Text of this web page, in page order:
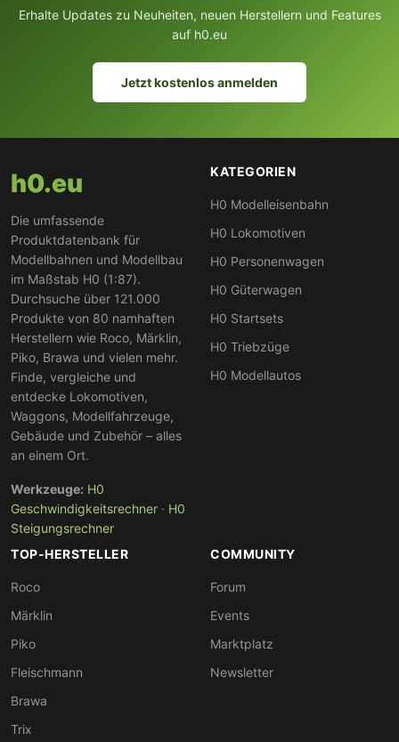
Erhalte Updates zu Neuheiten, neuen Herstellern und Features
auf h0.eu
Jetzt kostenlos anmelden
h0.eu
Die umfassende
Produktdatenbank für
Modellbahnen und Modellbau
im Maßstab H0 (1:87).
Durchsuche über 121.000
Produkte von 80 namhaften
Herstellern wie Roco, Märklin,
Piko, Brawa und vielen mehr.
Finde, vergleiche und
entdecke Lokomotiven,
Waggons, Modellfahrzeuge,
Gebäude und Zubehör – alles
an einem Ort.
Werkzeuge: H0
Geschwindigkeitsrechner · H0
Steigungsrechner
KATEGORIEN
H0 Modelleisenbahn
H0 Lokomotiven
H0 Personenwagen
H0 Güterwagen
H0 Startsets
H0 Triebzüge
H0 Modellautos
TOP-HERSTELLER
Roco
Märklin
Piko
Fleischmann
Brawa
Trix
COMMUNITY
Forum
Events
Marktplatz
Newsletter